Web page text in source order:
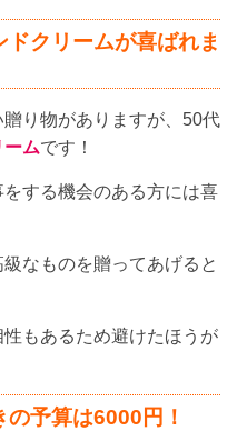
クリームが喜ばれま
り物がありますが、50代
ームです！
する機会のある方には喜
なものを贈ってあげると
もあるため避けたほうが
予算は6000円！